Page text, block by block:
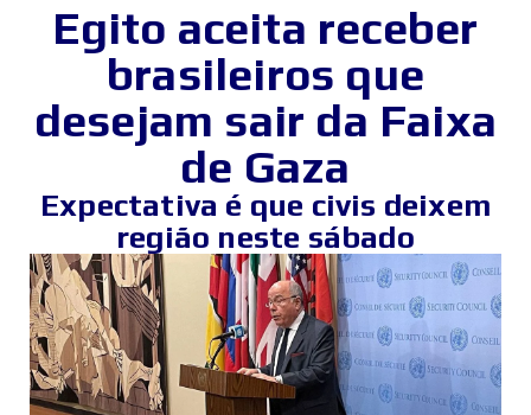
Egito aceita receber
brasileiros que
desejam sair da Faixa
de Gaza
Expectativa é que civis deixem
região neste sábado